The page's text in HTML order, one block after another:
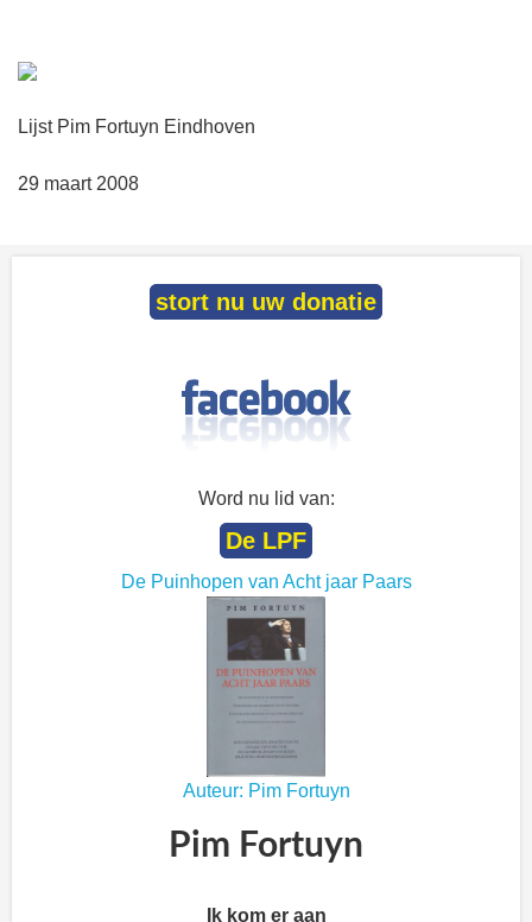
Lijst Pim Fortuyn Eindhoven
29 maart 2008
stort nu uw donatie
Word nu lid van:
De LPF
De Puinhopen van Acht jaar Paars
Auteur: Pim Fortuyn
Pim Fortuyn
Ik kom er aan